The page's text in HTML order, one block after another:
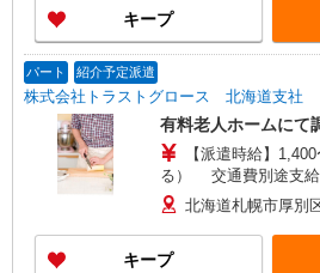
キープ
パート 紹介予定派遣
株式会社トラストグロース 北海道支社
有料老人ホームにて
【派遣時給】
る） 交通費別途支給 【紹介後雇用形態】パート
時給：1,400〜1,500
交通費別途支給 ※最長
双方合意の上直接雇用
北海道札幌市厚別
キープ